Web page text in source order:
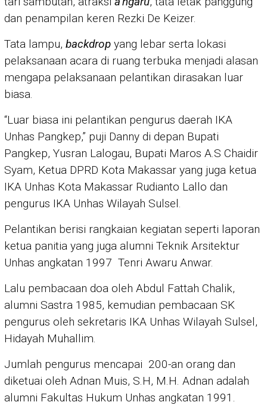
dan penampilan keren Rezki De Keizer.
Tata lampu, backdrop yang lebar serta lokasi
pelaksanaan acara di ruang terbuka menjadi alasan
mengapa pelaksanaan pelantikan dirasakan luar
biasa.
“Luar biasa ini pelantikan pengurus daerah IKA
Unhas Pangkep,” puji Danny di depan Bupati
Pangkep, Yusran Lalogau, Bupati Maros A.S Chaidir
Syam, Ketua DPRD Kota Makassar yang juga ketua
IKA Unhas Kota Makassar Rudianto Lallo dan
pengurus IKA Unhas Wilayah Sulsel.
Pelantikan berisi rangkaian kegiatan seperti laporan
ketua panitia yang juga alumni Teknik Arsitektur
Unhas angkatan 1997 Tenri Awaru Anwar.
Lalu pembacaan doa oleh Abdul Fattah Chalik,
alumni Sastra 1985, kemudian pembacaan SK
pengurus oleh sekretaris IKA Unhas Wilayah Sulsel,
Hidayah Muhallim.
Jumlah pengurus mencapai 200-an orang dan
diketuai oleh Adnan Muis, S.H, M.H. Adnan adalah
alumni Fakultas Hukum Unhas angkatan 1991.